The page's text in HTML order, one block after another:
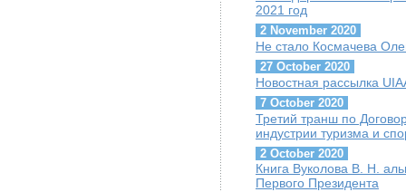
2021 год
2 November 2020
Не стало Космачева
27 October 2020
Новостная рассылка
7 October 2020
Третий транш по
индустрии туризма и
2 October 2020
Книга Вуколова В. Н.
Первого Президента